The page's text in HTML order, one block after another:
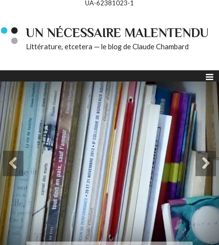
UA-62381023-1
UN NÉCESSAIRE MALENTENDU
Littérature, etcetera — le blog de Claude Chambard